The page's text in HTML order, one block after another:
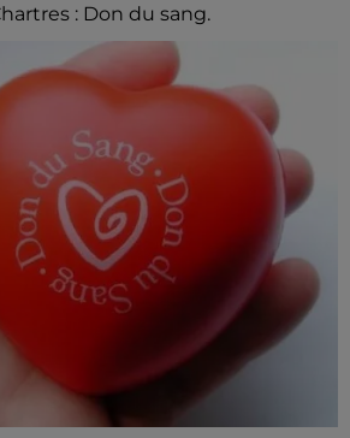
: Don du sang.